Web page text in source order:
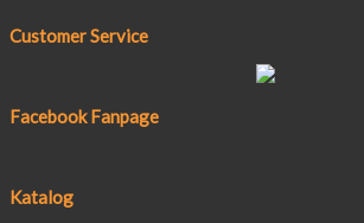
Customer Service
Facebook Fanpage
Katalog